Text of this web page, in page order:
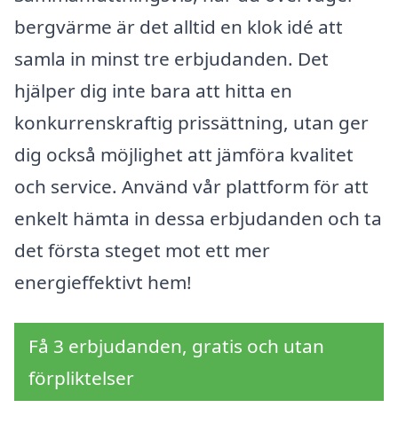
bergvärme är det alltid en klok idé att
samla in minst tre erbjudanden. Det
hjälper dig inte bara att hitta en
konkurrenskraftig prissättning, utan ger
dig också möjlighet att jämföra kvalitet
och service. Använd vår plattform för att
enkelt hämta in dessa erbjudanden och ta
det första steget mot ett mer
energieffektivt hem!
Få 3 erbjudanden, gratis och utan
förpliktelser